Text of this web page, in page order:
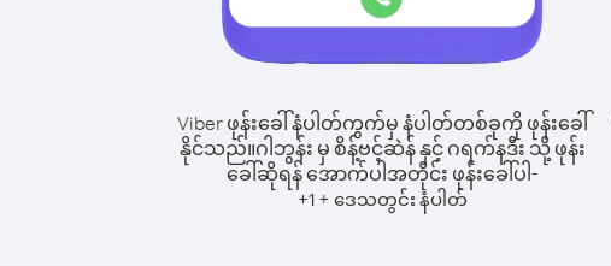
Viber ဖုန်းခေါ်နံပါတ်ကွက်မှ နံပါတ်တစ်ခုကို ဖုန်းခေါ်
နိုင်သည်။ဂါဘွန်း မှ စိန့်ဗင့်ဆဲန် နှင့် ဂရက်နဒီး သို့ ဖုန်း
ခေါ်ဆိုရန် အောက်ပါအတိုင်း ဖုန်းခေါ်ပါ-
+1+ ဒေသတွင်း နံပါတ်